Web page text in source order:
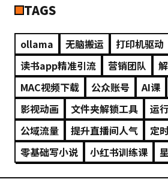
TAGS
ollama 无脑搬运
打印机驱动
读书app精准引流
营销团队
MAC视频下载
公众账号 AI课
影视动画
文件夹解锁工具 运
公域流量
提升直播间人气
定
零基础写小说
小红书训练课